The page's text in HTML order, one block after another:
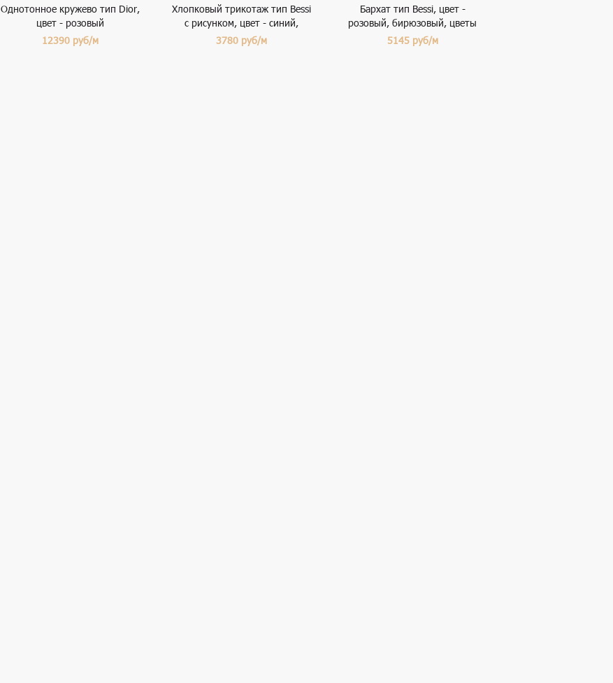
Однотонное кружево тип Dior,
цвет - розовый
12390 руб/м
Хлопковый трикотаж тип Bessi
с рисунком, цвет - синий,
зеленый, цветы
3780 руб/м
Бархат тип Bessi, цвет -
розовый, бирюзовый, цветы
5145 руб/м